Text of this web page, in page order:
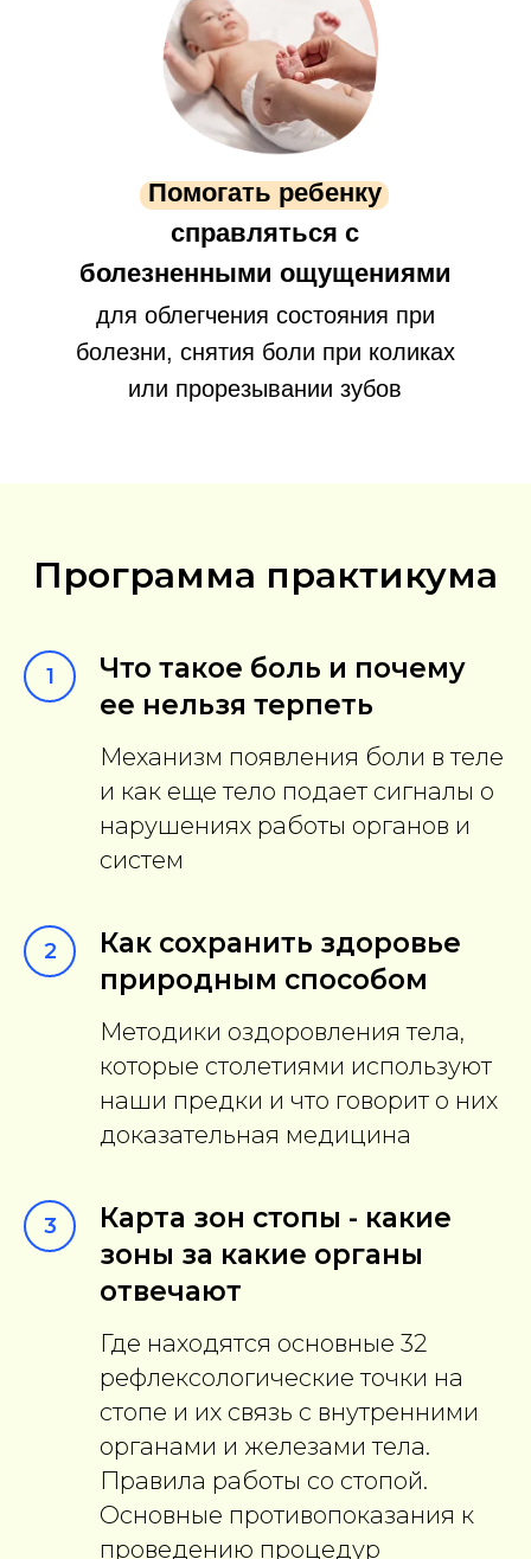
Помогать ребенку
справляться с
болезненными ощущениями
для облегчения состояния при
болезни, снятия боли при коликах
или прорезывании зубов
Программа практикума
1
Что такое боль и почему
ее нельзя терпеть
Механизм появления боли в теле
и как еще тело подает сигналы о
нарушениях работы органов и
систем
2
Как сохранить здоровье
природным способом
Методики оздоровления тела,
которые столетиями используют
наши предки и что говорит о них
доказательная медицина
3
Карта зон стопы - какие
зоны за какие органы
отвечают
Где находятся основные 32
рефлексологические точки на
стопе и их связь с внутренними
органами и железами тела.
Правила работы со стопой.
Основные противопоказания к
проведению процедур